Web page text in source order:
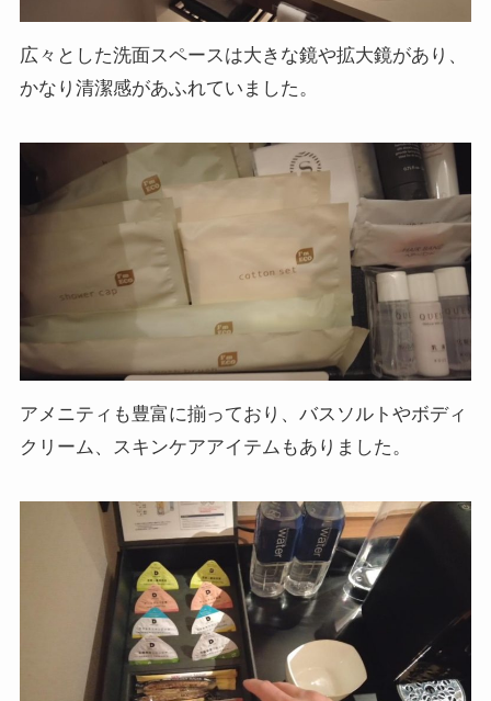
広々とした洗面スペースは大きな鏡や拡大鏡があり、
かなり清潔感があふれていました。
アメニティも豊富に揃っており、バスソルトやボディ
クリーム、スキンケアアイテムもありました。